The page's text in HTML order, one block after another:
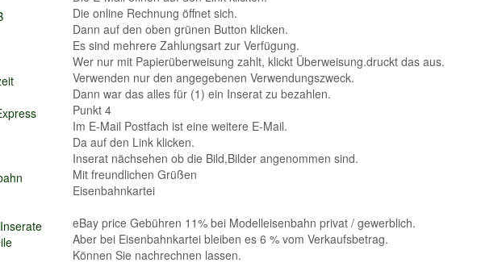
Die online Rechnung öffnet sich.
Dann auf den oben grünen Button klicken.
Es sind mehrere Zahlungsart zur Verfügung.
Wer nur mit Papierüberweisung zahlt, klickt Überweisung.druckt das aus.
Verwenden nur den angegebenen Verwendungszweck.
Dann war das alles für (1) ein Inserat zu bezahlen.
Punkt 4
Im E-Mail Postfach ist eine weitere E-Mail.
Da auf den Link klicken.
Inserat nächsehen ob die Bild,Bilder angenommen sind.
Mit freundlichen Grüßen
Eisenbahnkartei
eBay price Gebühren 11% bei Modelleisenbahn privat / gewerblich.
Aber bei Eisenbahnkartei bleiben es 6 % vom Verkaufsbetrag.
Können Sie nachrechnen lassen.